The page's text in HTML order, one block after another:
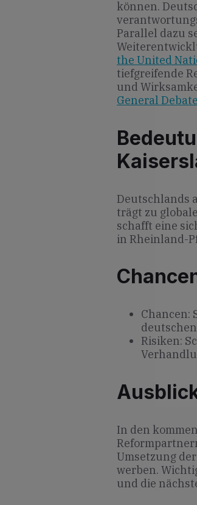
können.
Parallel dazu
the United
tiefgreifende
und
General
Deutschlands
trägt zu
schafft eine
in Rheinland-
Chancen:
Risiken:
In den
Umsetzung
werben.
und die